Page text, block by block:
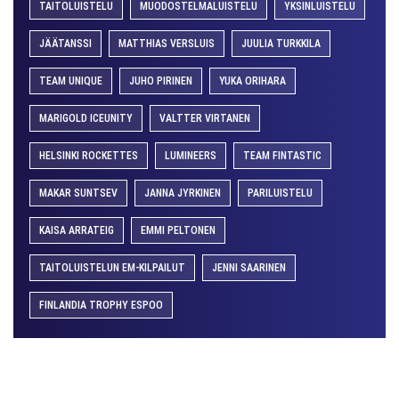
TAITOLUISTELU MUODOSTELMALUISTELU YKSINLUISTELU
JÄÄTANSSI MATTHIAS VERSLUIS JUULIA TURKKILA
TEAM UNIQUE JUHO PIRINEN YUKA ORIHARA
MARIGOLD ICEUNITY VALTTER VIRTANEN
HELSINKI ROCKETTES LUMINEERS TEAM FINTASTIC
MAKAR SUNTSEV JANNA JYRKINEN PARILUISTELU
KAISA ARRATEIG EMMI PELTONEN
TAITOLUISTELUN EM-KILPAILUT JENNI SAARINEN
FINLANDIA TROPHY ESPOO